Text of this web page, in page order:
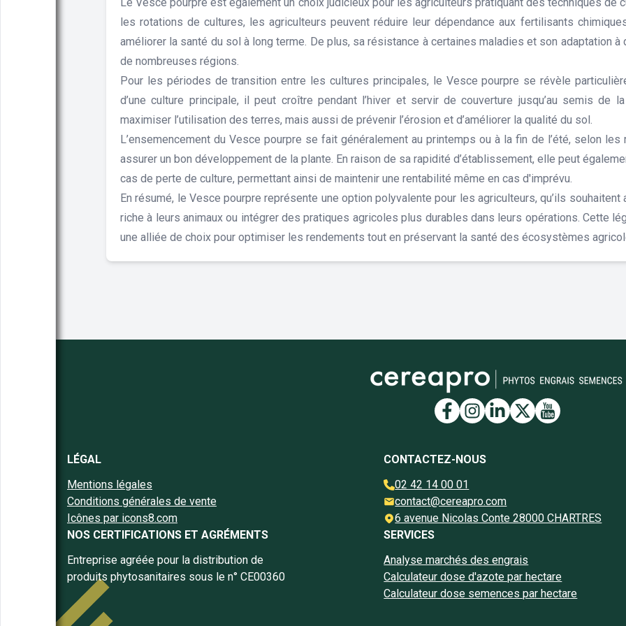
les rotations de cultures, les agriculteurs peuvent réduire leur dépendance aux fertilisants
améliorer la santé du sol à long terme. De plus, sa résistance à certaines maladies et son adaptation
de nombreuses régions.
Pour les périodes de transition entre les cultures principales, le Vesce pourpre se révèle
d’une culture principale, il peut croître pendant l’hiver et servir de couverture jusqu’au semis de
maximiser l’utilisation des terres, mais aussi de prévenir l’érosion et d’améliorer la qualité du sol.
L’ensemencement du Vesce pourpre se fait généralement au printemps ou à la fin de l’été, selon
assurer un bon développement de la plante. En raison de sa rapidité d’établissement, elle peut
cas de perte de culture, permettant ainsi de maintenir une rentabilité même en cas d'imprévu.
En résumé, le Vesce pourpre représente une option polyvalente pour les agriculteurs, qu’ils
riche à leurs animaux ou intégrer des pratiques agricoles plus durables dans leurs opérations. Cette
une alliée de choix pour optimiser les rendements tout en préservant la santé des écosystèmes
Lien vers la page
Lien vers la page
Lien vers la
Lien vers la
Lien vers
LÉGAL
Mentions légales
Conditions générales de vente
Icônes par icons8.com
NOS CERTIFICATIONS ET AGRÉMENTS
Entreprise agréée pour la distribution de
produits phytosanitaires sous le n° CE00360
CONTACTEZ-NOUS
02 42 14 00 01
contact@cereapro.com
6 avenue Nicolas Conte 28000 CHARTRES
SERVICES
Analyse marchés des engrais
Calculateur dose d'azote par hectare
Calculateur dose semences par hectare